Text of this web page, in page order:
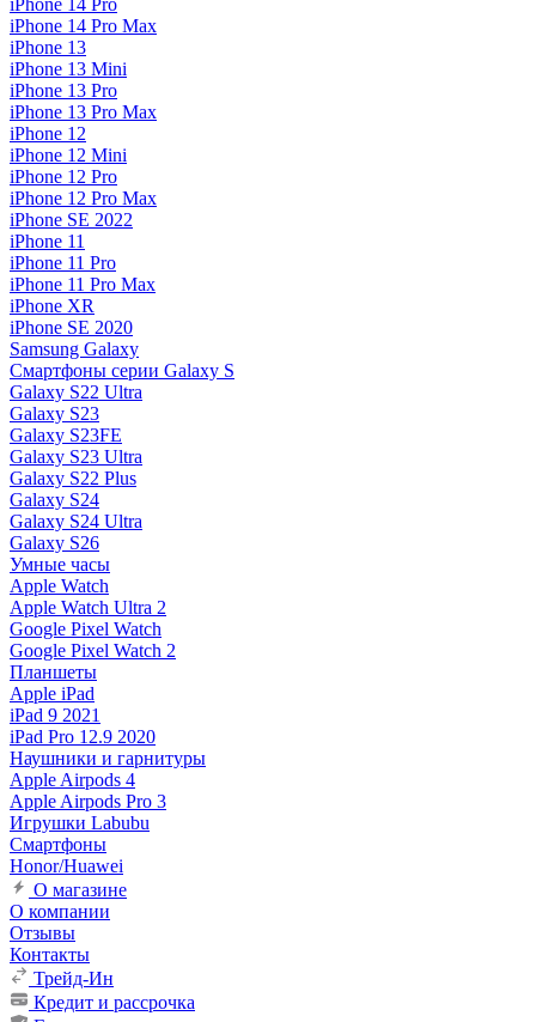
iPhone 14 Pro
iPhone 14 Pro Max
iPhone 13
iPhone 13 Mini
iPhone 13 Pro
iPhone 13 Pro Max
iPhone 12
iPhone 12 Mini
iPhone 12 Pro
iPhone 12 Pro Max
iPhone SE 2022
iPhone 11
iPhone 11 Pro
iPhone 11 Pro Max
iPhone XR
iPhone SE 2020
Samsung Galaxy
Смартфоны серии Galaxy S
Galaxy S22 Ultra
Galaxy S23
Galaxy S23FE
Galaxy S23 Ultra
Galaxy S22 Plus
Galaxy S24
Galaxy S24 Ultra
Galaxy S26
Умные часы
Apple Watch
Apple Watch Ultra 2
Google Pixel Watch
Google Pixel Watch 2
Планшеты
Apple iPad
iPad 9 2021
iPad Pro 12.9 2020
Наушники и гарнитуры
Apple Airpods 4
Apple Airpods Pro 3
Игрушки Labubu
Смартфоны
Honor/Huawei
О магазине
О компании
Отзывы
Контакты
Трейд-Ин
Кредит и рассрочка